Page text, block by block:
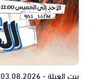
بيت العيلة - 03.08.2026